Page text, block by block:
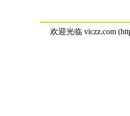
欢迎光临 viczz.com